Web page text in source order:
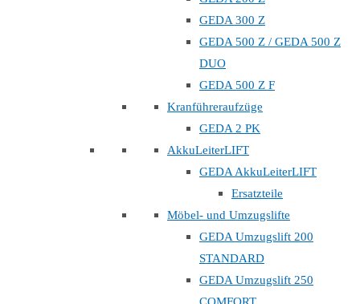
GEDA 300 Z
GEDA 500 Z / GEDA 500 Z
DUO
GEDA 500 Z F
Kranführeraufzüge
GEDA 2 PK
AkkuLeiterLIFT
GEDA AkkuLeiterLIFT
Ersatzteile
Möbel- und Umzugslifte
GEDA Umzugslift 200
STANDARD
GEDA Umzugslift 250